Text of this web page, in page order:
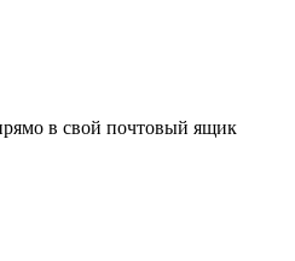
в свой почтовый ящик